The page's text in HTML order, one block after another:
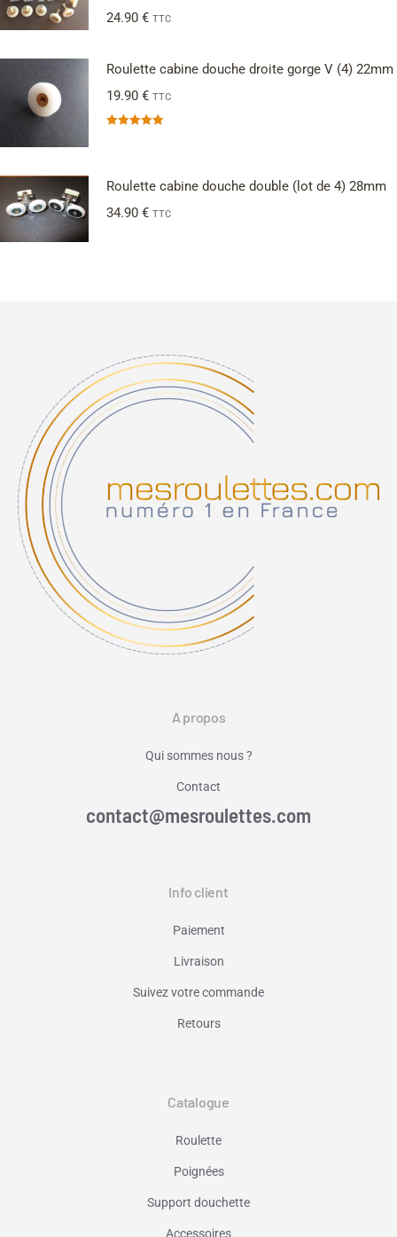
24.90 € TTC
Roulette cabine douche droite gorge V (4) 22mm
19.90 € TTC
Roulette cabine douche double (lot de 4) 28mm
34.90 € TTC
A propos
Qui sommes nous ?
Contact
contact@mesroulettes.com
Info client
Paiement
Livraison
Suivez votre commande
Retours
Catalogue
Roulette
Poignées
Support douchette
Accessoires